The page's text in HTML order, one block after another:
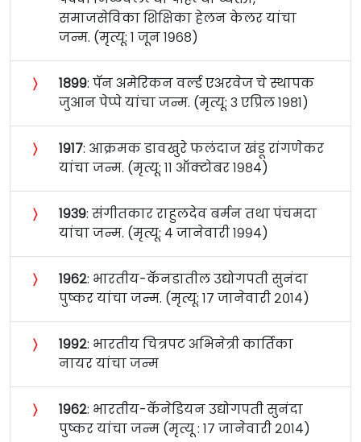
समाजसेविका शिक्षिका हेलन केलर यांचा
जन्म. (मृत्यू: १ जून १९६८)
〉 १८९९: पॅन अमेरिकन वर्ल्ड एअरवेज चे स्थापक
जुआन पेप्पे यांचा जन्म. (मृत्यू: ३ एप्रिल १९८१)
〉 १९१७: आक्रमक डावखुरे फलंदाज खंडू रांगणेकर
यांचा जन्म. (मृत्यू: ११ ऑक्टोबर १९८४)
〉 १९३९: संगीतकार राहुलदेव बर्मन तथा पंचमदा
यांचा जन्म. (मृत्यू: ४ जानेवारी १९९४)
〉 १९६२: भारतीय-कॅनडातील उद्योगपती सुनंदा
पुष्कर यांचा जन्म. (मृत्यू: १७ जानेवारी २०१४)
〉 १९९२: भारतीय चित्रपट अभिनेत्री कार्तिका
नायर यांचा जन्म
〉 १९६२: भारतीय-कॅनेडियन उद्योगपती सुनंदा
पुष्कर यांचा जन्म (मृत्यू : १७ जानेवारी २०१४)